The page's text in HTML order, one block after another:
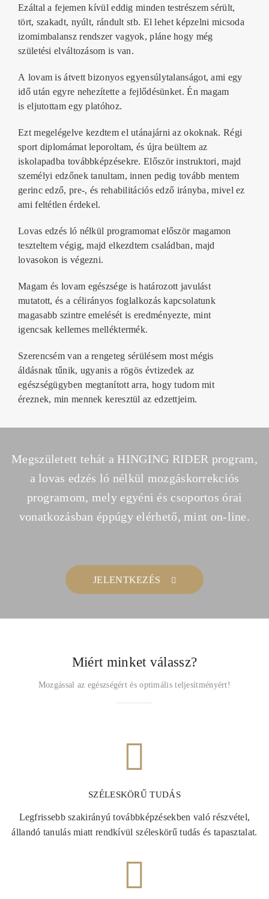
Ezáltal a fejemen kívül eddigminden testrészem sérült,
tört, szakadt, nyúlt, rándult stb. El lehet képzelni micsoda
izomimbalansz rendszer vagyok, pláne hogy még
születési elváltozásom is van.
A lovam is átvett bizonyos egyensúlytalanságot, ami egy
idő után egyre nehezítette a fejlődésünket. Én magam
is eljutottam egy platóhoz.
Ezt megelégelve kezdtem el utánajárni az okoknak. Régi
sport diplomámat leporoltam, és újra beültem az
iskolapadba továbbképzésekre.Először instruktori, majd
személyi edzőnek tanultam, innen pedig tovább mentem
gerinc edző, pre-, és rehabilitációs edző irányba, mivel ez
ami feltétlen érdekel.
Lovas edzés ló nélkül programomatelőször magamon
teszteltem végig, majd elkezdtem családban, majd
lovasokon is végezni.
Magam és lovam egészsége is határozott javulást
mutatott, és a célirányos foglalkozás kapcsolatunk
magasabb szintre emelését is eredményezte, mint
igencsak kellemes melléktermék.
Szerencsém van a rengeteg sérülésem most mégis
áldásnak tűnik, ugyanis a rögös évtizedek az
egészségügyben megtanított arra, hogy tudom mit
éreznek, min mennek keresztül az edzettjeim.
Megszületett tehát a HINGING RIDER program,
a lovas edzés ló nélkül mozgáskorrekciós
programom, mely egyéni és csoportos órai
vonatkozásban éppúgy elérhető, mint on-line.
JELENTKEZÉS
Miért minket válassz?
Mozgással az egészségért és optimális teljesítményért!
SZÉLESKÖRŰ TUDÁS
Legfrissebb szakirányú továbbképzésekben való részvétel,
állandó tanulás miatt rendkívül széleskörű tudás és tapasztalat.